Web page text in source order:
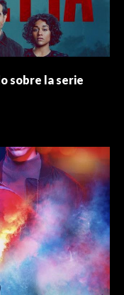
sobre la serie